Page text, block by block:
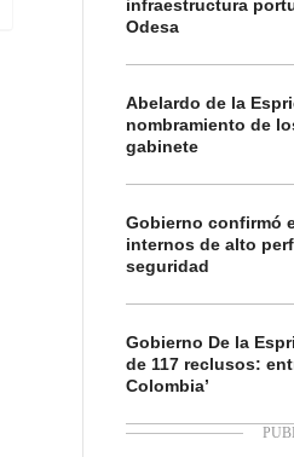
infraestructura
Odesa
Abelardo de la
nombramiento de
gabinete
Gobierno confirmó
internos de alto
seguridad
Gobierno De la
de 117 reclusos:
Colombia’